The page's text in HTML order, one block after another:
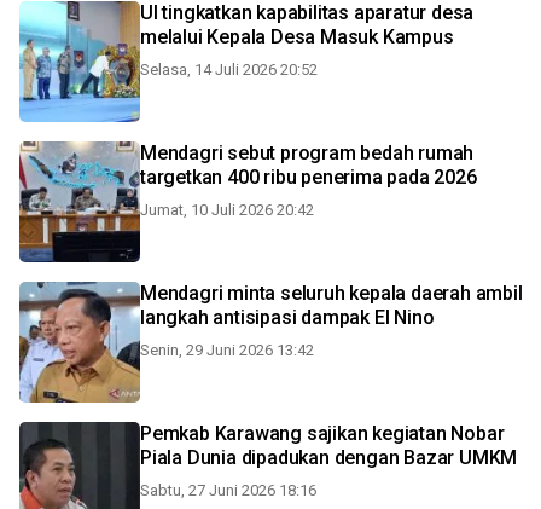
UI tingkatkan kapabilitas aparatur desa
melalui Kepala Desa Masuk Kampus
Selasa, 14 Juli 2026 20:52
Mendagri sebut program bedah rumah
targetkan 400 ribu penerima pada 2026
Jumat, 10 Juli 2026 20:42
Mendagri minta seluruh kepala daerah ambil
langkah antisipasi dampak El Nino
Senin, 29 Juni 2026 13:42
Pemkab Karawang sajikan kegiatan Nobar
Piala Dunia dipadukan dengan Bazar UMKM
Sabtu, 27 Juni 2026 18:16